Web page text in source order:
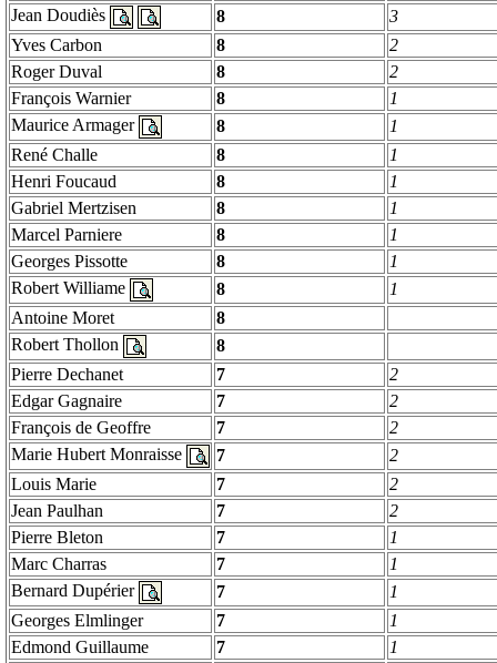
Jean Doudiès 8
3
Yves Carbon 8
2
Roger Duval
8
2
François Warnier 8
1
Maurice Armager 8
1
René Challe
8
1
Henri Foucaud
8
1
Gabriel Mertzisen 8
1
Marcel Parniere 8
1
Georges Pissotte 8
1
Robert Williame 8
1
Antoine Moret
8
Robert Thollon
8
Pierre Dechanet 7
2
EdgarGagnaire 7
2
François de Geoffre 7
2
Marie Hubert Monraisse 7
2
Louis Marie
7
2
Jean Paulhan
7
2
Pierre Bleton 7
1
Marc Charras 7
1
Bernard Dupérier 7
1
Georges Elmlinger 7
1
Edmond Guillaume
7
1